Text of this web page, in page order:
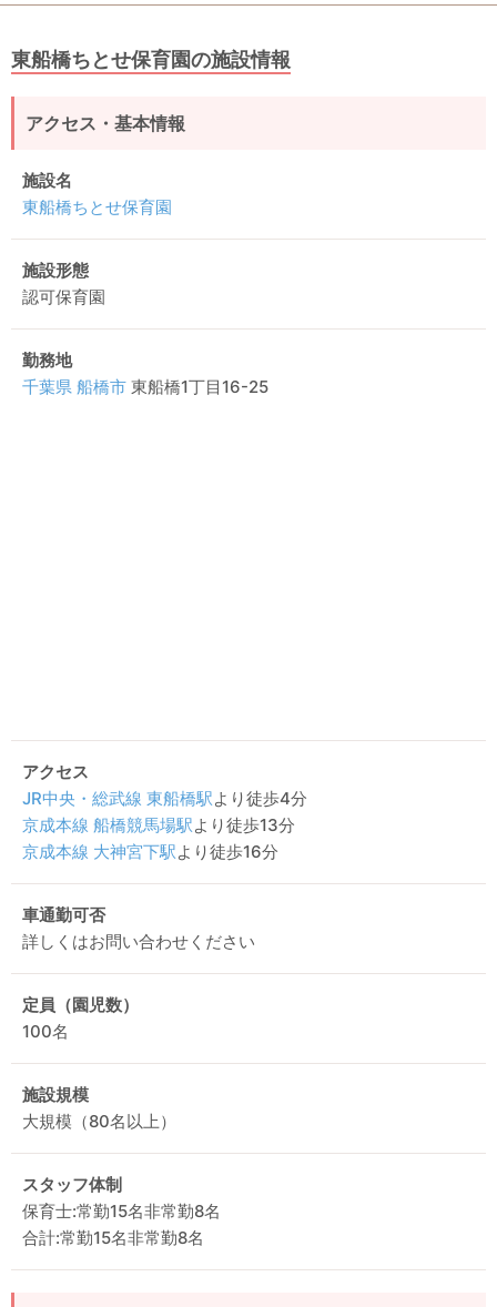
東船橋ちとせ保育園の施設情報
アクセス・基本情報
施設名
東船橋ちとせ保育園
施設形態
認可保育園
勤務地
千葉県 船橋市 東船橋1丁目16-25
アクセス
JR中央・総武線 東船橋駅より徒歩4分
京成本線 船橋競馬場駅より徒歩13分
京成本線 大神宮下駅より徒歩16分
車通勤可否
詳しくはお問い合わせください
定員（園児数）
100名
施設規模
大規模（80名以上）
スタッフ体制
保育士:常勤15名非常勤8名
合計:常勤15名非常勤8名